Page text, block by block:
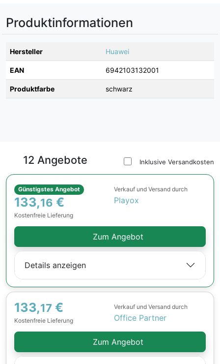
Produktinformationen
Hersteller Huawei
EAN 6942103132001
Produktfarbe schwarz
12 Angebote Inklusive Versandkosten
Günstigstes Angebot
133,16 €
Kostenfreie Lieferung
Verkauf und Versand durch
Playox
Zum Angebot
Details anzeigen
133,17 €
Kostenfreie Lieferung
Verkauf und Versand durch
Office Partner
Zum Angebot